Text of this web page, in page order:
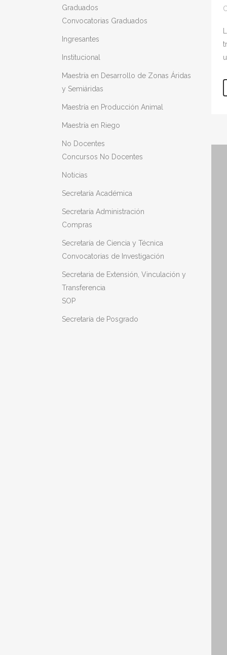
Graduados
Convocatorias Graduados
Ingresantes
Institucional
Maestría en Desarrollo de Zonas Áridas
y Semiáridas
Maestría en Producción Animal
Maestría en Riego
No Docentes
Concursos No Docentes
Noticias
Secretaría Académica
Secretaría Administración
Compras
Secretaría de Ciencia y Técnica
Convocatorias de Investigación
Secretaria de Extensión, Vinculación y
Transferencia
SOP
Secretaría de Posgrado